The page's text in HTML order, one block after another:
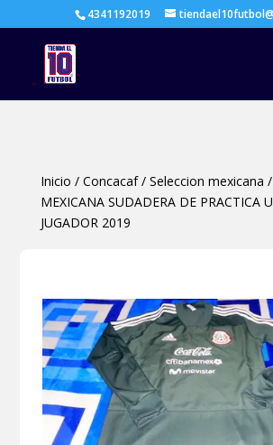
4341192019
Inicio / Concacaf/ Seleccion mexicana /
MEXICANA SUDADERA DE PRACTICA
JUGADOR 2019